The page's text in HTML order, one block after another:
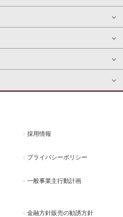
採用情報
プライバシーポリシー
一般事業主行動計画
金融方針販売の勧誘方針